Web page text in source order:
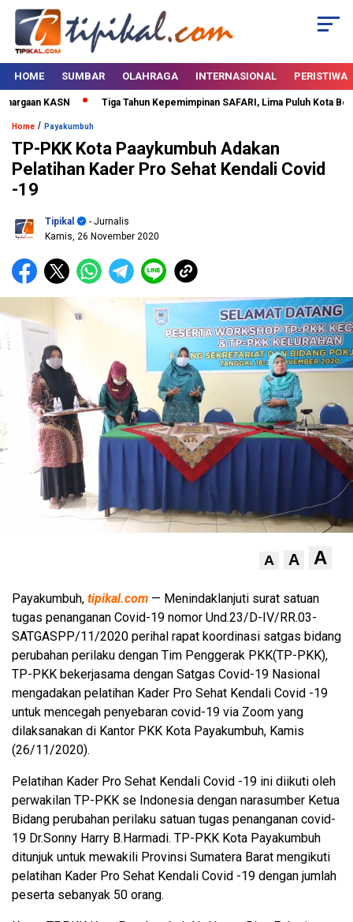
HOME SUMBAR OLAHRAGA INTERNASIONAL PERISTIWA
KASN Tiga Tahun Kepemimpinan SAFARI, Lima Puluh Kota
Home / Payakumbuh
TP-PKK Kota Paaykumbuh Adakan
Pelatihan Kader Pro Sehat Kendali Covid
-19
Tipikal
- Jurnalis
Kamis, 26 November 2020
A A A
Payakumbuh, tipikal.com — Menindaklanjuti surat satuan
tugas penanganan Covid-19 nomor Und.23/D-IV/RR.03-
SATGASPP/11/2020 perihal rapat koordinasi satgas bidang
perubahan perilaku dengan Tim Penggerak PKK(TP-PKK),
TP-PKK bekerjasama dengan Satgas Covid-19 Nasional
mengadakan pelatihan Kader Pro Sehat Kendali Covid -19
untuk mencegah penyebaran covid-19 via Zoom yang
dilaksanakan di Kantor PKK Kota Payakumbuh, Kamis
(26/11/2020).
Pelatihan Kader Pro Sehat Kendali Covid -19 ini diikuti oleh
perwakilan TP-PKK se Indonesia dengan narasumber Ketua
Bidang perubahan perilaku satuan tugas penanganan covid-
19 Dr.Sonny Harry B.Harmadi. TP-PKK Kota Payakumbuh
ditunjuk untuk mewakili Provinsi Sumatera Barat mengikuti
pelatihan Kader Pro Sehat Kendali Covid -19 dengan jumlah
peserta sebanyak 50 orang.